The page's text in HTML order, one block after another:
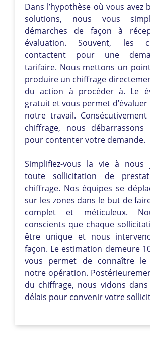
Dans l’hypothèse où vous avez
solutions, nous vous
démarches de façon à
évaluation. Souvent, les
contactent pour une
tarifaire. Nous mettons un
produire un chiffrage
du action à procéder à. Le
gratuit et vous permet
notre travail.
chiffrage, nous
pour contenter votre demande.
Simplifiez-vous la vie à
toute sollicitation de
chiffrage. Nos équipes se
sur les zones dans le but de
complet et méticuleux.
conscients que chaque
être unique et nous
façon. Le estimation demeure
vous permet de connaître
notre opération.
du chiffrage, nous vidons
délais pour convenir votre